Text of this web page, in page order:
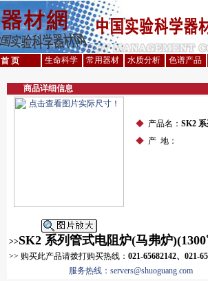
首 页 生命科学 常用器材 水质分析 色谱产品
商品详细信息
◆ 产品名： SK2
◆ 产 地：
>>SK2 系列管式电阻炉(马弗炉
>> 购买此产品请拨打购买热线： 021-65682142、021-
服务热线：servers@shuoguang.com